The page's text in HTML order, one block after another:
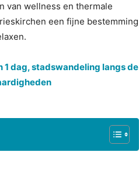
van wellness en thermale
een fijne bestemming
1 dag, stadswandeling langs de